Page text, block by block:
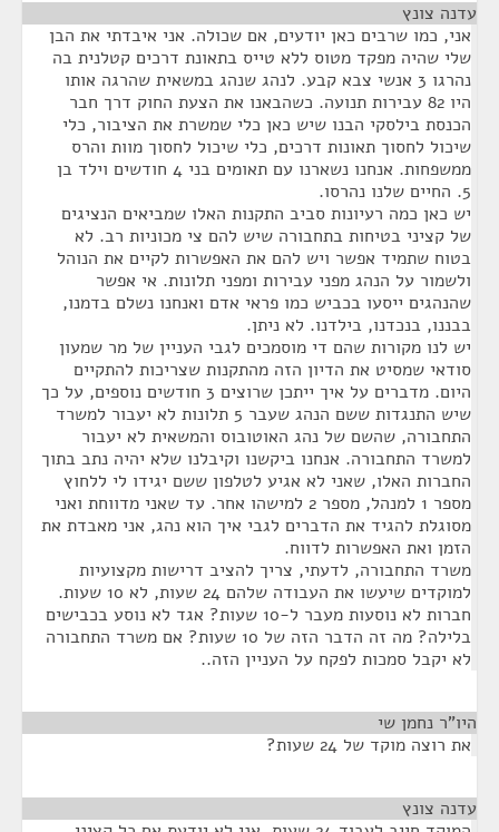
עדנה צונץ
אני, כמו שרבים כאן יודעים, אם שכולה. אני איבדתי את הבן
שלי שהיה מפקד מטוס ללא טייס בתאונת דרכים קטלנית בה
נהרגו 3 אנשי צבא קבע. לנהג שנהג במשאית שהרגה אותו
היו 82 עבירות תנועה. כשהבאנו את הצעת החוק דרך חבר
הכנסת בילסקי הבנו שיש כאן כלי שמשרת את הציבור, כלי
שיכול לחסוך תאונות דרכים, כלי שיכול לחסוך מוות והרס
ממשפחות. אנחנו נשארנו עם תאומים בני 4 חודשים וילד בן
5. החיים שלנו נהרסו.
יש כאן כמה רעיונות סביב התקנות האלו שמביאים הנציגים
של קציני בטיחות בתחבורה שיש להם צי מכוניות רב. לא
בטוח שתמיד אפשר ויש להם את האפשרות לקיים את הנוהל
ולשמור על הנהג מפני עבירות ומפני תלונות. אי אפשר
שהנהגים ייסעו בכביש כמו פראי אדם ואנחנו נשלם בדמנו,
בבננו, בנכדנו, בילדנו. לא ניתן.
יש לנו מקורות שהם די מוסמכים לגבי העניין של מר שמעון
סודאי שמסיט את הדיון הזה מהתקנות שצריכות להתקיים
היום. מדברים על איך ייתכן שרוצים 3 חודשים נוספים, על כך
שיש התנגדות ששם הנהג שעבר 5 תלונות לא יעבור למשרד
התחבורה, שהשם של נהג האוטובוס והמשאית לא יעבור
למשרד התחבורה. אנחנו ביקשנו וקיבלנו שלא יהיה נתב בתוך
החברות האלו, שאני לא אגיע לטלפון ששם יגידו לי ללחוץ
מספר 1 למנהל, מספר 2 למישהו אחר. עד שאני מדווחת ואני
מסוגלת להגיד את הדברים לגבי איך הוא נהג, אני מאבדת את
הזמן ואת האפשרות לדווח.
משרד התחבורה, לדעתי, צריך להציב דרישות מקצועיות
למוקדים שיעשו את העבודה שלהם 24 שעות, לא 10 שעות.
חברות לא נוסעות מעבר ל-10 שעות? אגד לא נוסע בכבישים
בלילה? מה זה הדבר הזה של 10 שעות? אם משרד התחבורה
לא יקבל סמכות לפקח על העניין הזה..
היו"ר נחמן שי
את רוצה מוקד של 24 שעות?
עדנה צונץ